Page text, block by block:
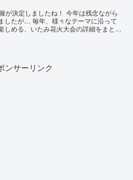
が決定しましたね！ 今年は残念ながら
したが… 毎年、様々なテーマに沿って
しめる、いたみ花火大会の詳細をまとめ
ンサーリンク